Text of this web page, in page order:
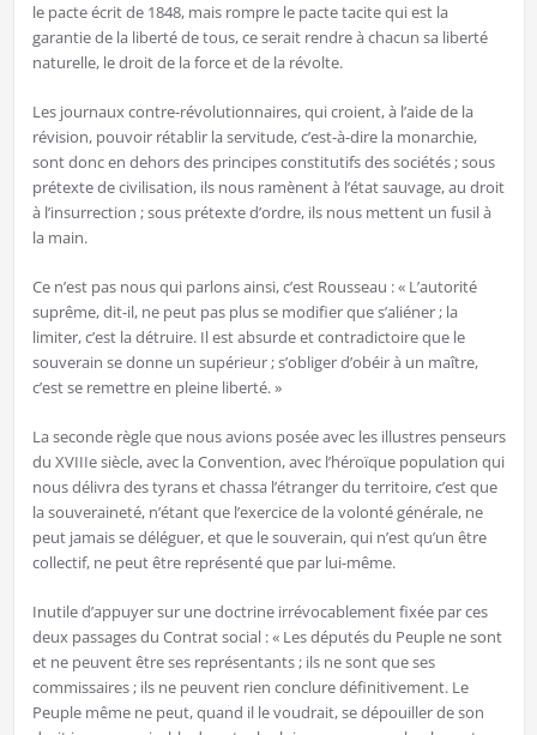
le pacte écrit de 1848, mais rompre le pacte tacite qui est la
garantie de la liberté de tous, ce serait rendre à chacun sa liberté
naturelle, le droit de la force et de la révolte.
Les journaux contre-révolutionnaires, qui croient, à l’aide de la
révision, pouvoir rétablir la servitude, c’est-à-dire la monarchie,
sont donc en dehors des principes constitutifs des sociétés ; sous
prétexte de civilisation, ils nous ramènent à l’état sauvage, au droit
à l’insurrection ; sous prétexte d’ordre, ils nous mettent un fusil à
la main.
Ce n’est pas nous qui parlons ainsi, c’est Rousseau : « L’autorité
suprême, dit-il, ne peut pas plus se modifier que s’aliéner ; la
limiter, c’est la détruire. Il est absurde et contradictoire que le
souverain se donne un supérieur ; s’obliger d’obéir à un maître,
c’est se remettre en pleine liberté. »
La seconde règle que nous avions posée avec les illustres penseurs
du XVIIIe siècle, avec la Convention, avec l’héroïque population qui
nous délivra des tyrans et chassa l’étranger du territoire, c’est que
la souveraineté, n’étant que l’exercice de la volonté générale, ne
peut jamais se déléguer, et que le souverain, qui n’est qu’un être
collectif, ne peut être représenté que par lui-même.
Inutile d’appuyer sur une doctrine irrévocablement fixée par ces
deux passages du Contrat social : « Les députés du Peuple ne sont
et ne peuvent être ses représentants ; ils ne sont que ses
commissaires ; ils ne peuvent rien conclure définitivement. Le
Peuple même ne peut, quand il le voudrait, se dépouiller de son